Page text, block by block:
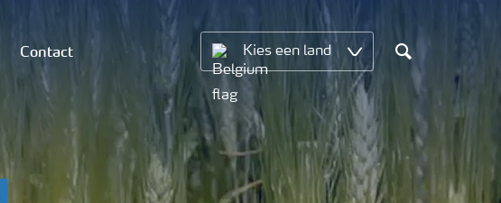
Contact Kies een land
Search